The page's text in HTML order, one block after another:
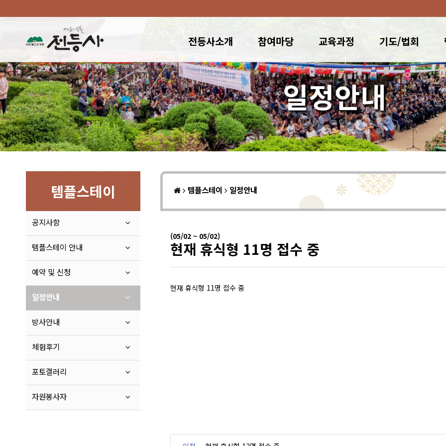
전등사소개 참여마당 교육과정 기도/법회
일정안내
템플스테이
공지사항
템플스테이 안내
예약 및 신청
일정안내
방사안내
체험후기
포토갤러리
자원봉사자
템플스테이 일정안내
(05/02 ~ 05/02)
현재 휴식형 11명 접수 중
현재 휴식형 11명 접수 중